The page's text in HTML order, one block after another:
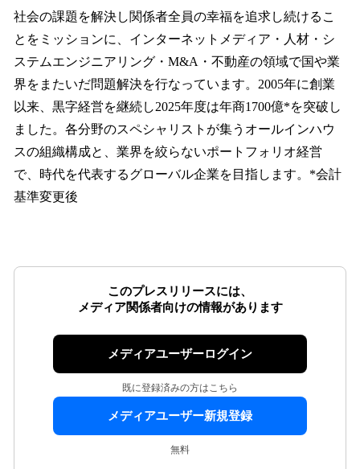
社会の課題を解決し関係者全員の幸福を追求し続けるこ
とをミッションに、インターネットメディア・人材・シ
ステムエンジニアリング・M&A・不動産の領域で国や業
界をまたいだ問題解決を行なっています。2005年に創業
以来、黒字経営を継続し2025年度は年商1700億*を突破し
ました。各分野のスペシャリストが集うオールインハウ
スの組織構成と、業界を絞らないポートフォリオ経営
で、時代を代表するグローバル企業を目指します。*会計
基準変更後
このプレスリリースには、
メディア関係者向けの情報があります
メディアユーザーログイン
既に登録済みの方はこちら
メディアユーザー新規登録
無料